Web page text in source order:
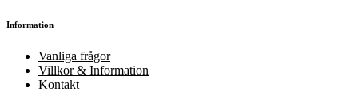
Information
Vanliga frågor
Villkor & Information
Kontakt